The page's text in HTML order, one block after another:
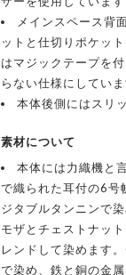
メインスペース背
ットと仕切りポケッ
はマジックテープを
らない仕様にしていま
本体後側にはスリ
素材について
本体には力織機と
で織られた耳付の6号
ジタブルタンニンで
モザとチェストナッ
レンドして染めます
で染め、鉄と銅の金